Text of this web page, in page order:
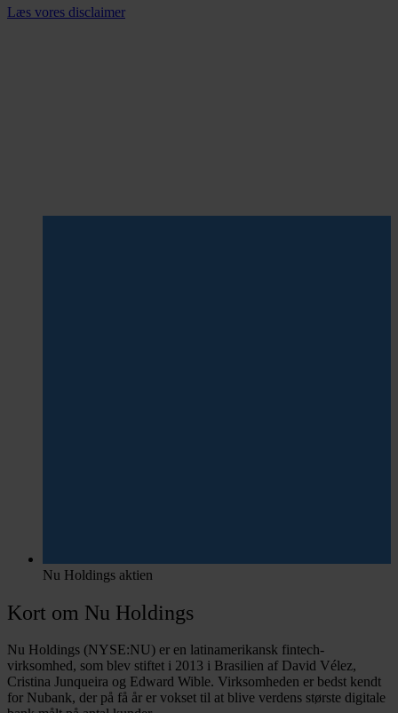
Læs vores disclaimer
Nu Holdings aktien
Kort om Nu Holdings
Nu Holdings (NYSE:NU) er en latinamerikansk fintech-
virksomhed, som blev stiftet i 2013 i Brasilien af David Vélez,
Cristina Junqueira og Edward Wible. Virksomheden er bedst kendt
for Nubank, der på få år er vokset til at blive verdens største digitale